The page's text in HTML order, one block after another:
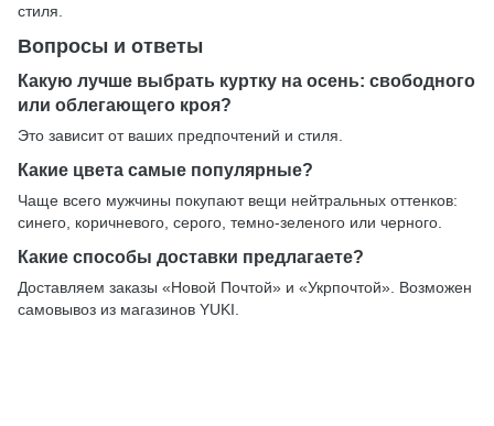
стиля.
Вопросы и ответы
Какую лучше выбрать куртку на осень: свободного
или облегающего кроя?
Это зависит от ваших предпочтений и стиля.
Какие цвета самые популярные?
Чаще всего мужчины покупают вещи нейтральных оттенков:
синего, коричневого, серого, темно-зеленого или черного.
Какие способы доставки предлагаете?
Доставляем заказы «Новой Почтой» и «Укрпочтой». Возможен
самовывоз из магазинов YUKI.